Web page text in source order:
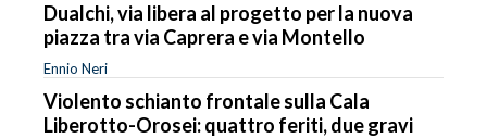
Dualchi, via libera al progetto per la nuova
piazza tra via Caprera e via Montello
Ennio Neri
Violento schianto frontale sulla Cala
Liberotto-Orosei: quattro feriti, due gravi